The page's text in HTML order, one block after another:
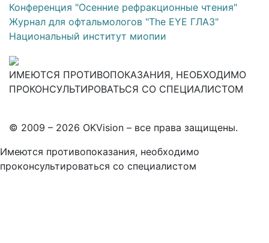
Конференция "Осенние рефракционные чтения"
Журнал для офтальмологов "The EYE ГЛАЗ"
Национальный институт миопии
ИМЕЮТСЯ ПРОТИВОПОКАЗАНИЯ, НЕОБХОДИМО
ПРОКОНСУЛЬТИРОВАТЬСЯ СО СПЕЦИАЛИСТОМ
© 2009 – 2026 OKVision – все права защищены.
Имеются противопоказания, необходимо
проконсультироваться со специалистом